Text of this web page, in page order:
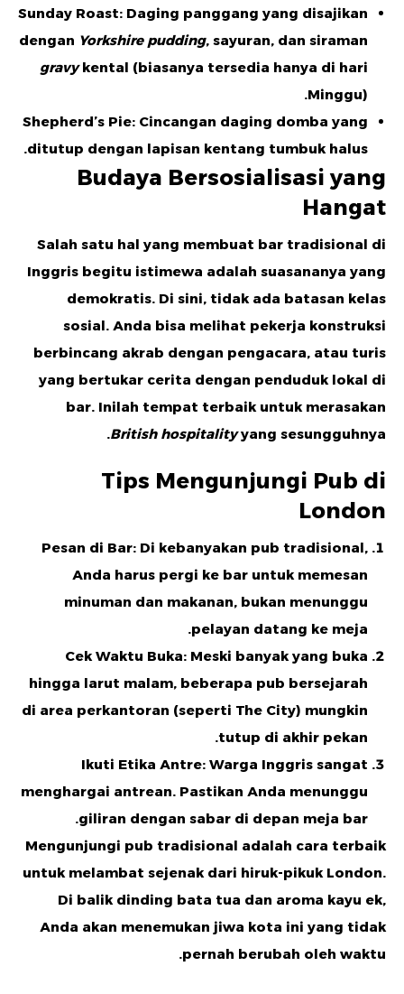
Sunday Roast: Daging panggang yang disajikan
dengan Yorkshire pudding, sayuran, dan siraman
gravykental (biasanya tersedia hanya di hari
Minggu).
Shepherd’s Pie: Cincangan daging domba yang
ditutup dengan lapisan kentang tumbuk halus.
Budaya Bersosialisasi yang
Hangat
Salah satu hal yang membuat bar tradisional di
Inggris begitu istimewa adalah suasananya yang
demokratis. Di sini, tidak ada batasan kelas
sosial. Anda bisa melihat pekerja konstruksi
berbincang akrab dengan pengacara, atau turis
yang bertukar cerita dengan penduduk lokal di
bar. Inilah tempat terbaik untuk merasakan
British hospitalityyang sesungguhnya.
Tips Mengunjungi Pub di
London
Pesan di Bar: Di kebanyakan pub tradisional,
Anda harus pergi ke bar untuk memesan
minuman dan makanan, bukan menunggu
pelayan datang ke meja.
Cek Waktu Buka: Meski banyak yang buka
hingga larut malam, beberapa pub bersejarah
di area perkantoran (seperti The City) mungkin
tutup di akhir pekan.
Ikuti Etika Antre: Warga Inggris sangat
menghargai antrean. Pastikan Anda menunggu
giliran dengan sabar di depan meja bar.
Mengunjungi pub tradisional adalah cara terbaik
untuk melambat sejenak dari hiruk-pikuk London.
Di balik dinding bata tua dan aroma kayu ek,
Anda akan menemukan jiwa kota ini yang tidak
pernah berubah oleh waktu.